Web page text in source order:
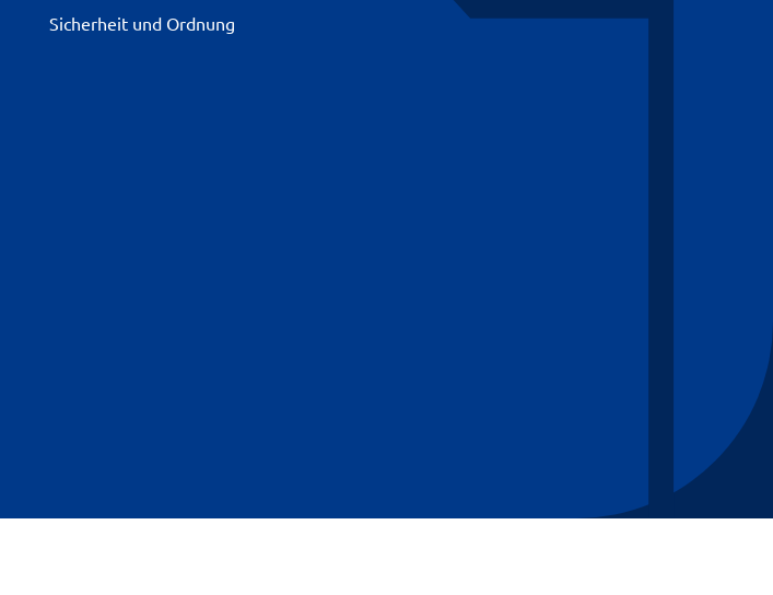
Sicherheit und Ordnung